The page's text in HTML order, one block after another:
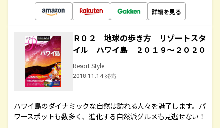
詳細を見る
Ｒ０２ 地球の歩き方 リゾートスタ
イル ハワイ島 ２０１９～２０２０
Resort Style
2018.11.14 発売
ハワイ島のダイナミックな自然は訪れる人々を魅了します。パ
ワースポットも数多く、進化する自然派グルメも見逃せない！